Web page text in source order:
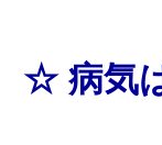
☆ 病気